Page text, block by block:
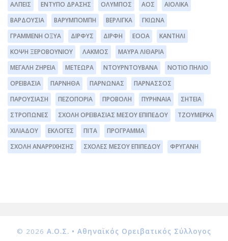
ΆΛΠΕΙΣ
ΈΝΤΥΠΟ ΔΡΆΣΗΣ ΌΛΥΜΠΟΣ ΑΟΣ
ΑΙΟΛΙΚΆ
ΒΑΡΔΟΎΣΙΑ
ΒΑΡΥΜΠΌΜΠΗ ΒΕΡΛΊΓΚΑ
ΓΚΙΏΝΑ
ΓΡΑΜΜΈΝΗ ΟΞΥΆ
ΔΊΡΦΥΣ ΔΙΡΦΗ ΕΟΟΑ
ΚΑΝΤΉΛΙ
ΚΌΨΗ ΞΕΡΟΒΟΥΝΊΟΥ
ΛΆΚΜΟΣ
ΜΑΥΡΑ ΛΙΘΆΡΙΑ
ΜΕΓΆΛΗ ΖΉΡΕΙΑ
ΜΕΤΈΩΡΑ ΝΤΟΥΡΝΤΟΥΒΆΝΑ
ΝΌΤΙΟ ΠΉΛΙΟ
ΟΡΕΙΒΑΣΊΑ
ΠΆΡΝΗΘΑ ΠΆΡΝΩΝΑΣ
ΠΑΡΝΑΣΣΌΣ
ΠΑΡΟΥΣΊΑΣΗ
ΠΕΖΟΠΟΡΊΑ ΠΡΟΒΟΛΉ ΠΥΡΗΝΑΊΑ
ΣΗΤΕΊΑ
ΣΤΡΌΠΩΝΕΣ
ΣΧΟΛΉ ΟΡΕΙΒΑΣΊΑΣ ΜΈΣΟΥ ΕΠΙΠΈΔΟΥ
ΤΖΟΥΜΈΡΚΑ
ΧΙΛΙΑΔΟΎ
ΕΚΛΟΓΈΣ ΠΊΤΑ
ΠΡΌΓΡΑΜΜΑ
ΣΧΟΛΉ ΑΝΑΡΡΊΧΗΣΗΣ
ΣΧΟΛΕΣ ΜΕΣΟΥ ΕΠΙΠΕΔΟΥ ΦΡΥΓΑΝΗ
© 2026 Α.Ο.Σ. • Αθηναϊκός Ορειβατικός Σύλλογος